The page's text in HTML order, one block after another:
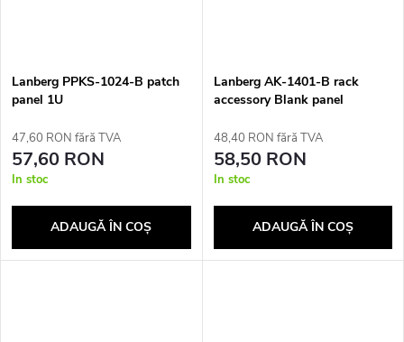
Lanberg PPKS-1024-B patch
panel 1U
47,60 RON fără TVA
57,60 RON
In stoc
ADAUGĂ ÎN COŞ
Lanberg AK-1401-B rack
accessory Blank panel
48,40 RON fără TVA
58,50 RON
In stoc
ADAUGĂ ÎN COŞ